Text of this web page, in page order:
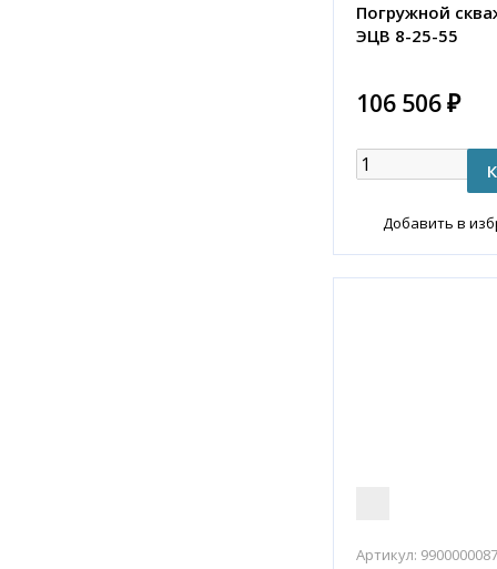
Погружной
ЭЦВ 8-25-55
106 506 ₽
Добавить в
Артикул: